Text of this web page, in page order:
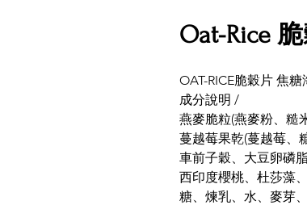
Oat-Rice
OAT-RICE脆穀片 焦糖
成分說明 /
燕麥脆粒(燕麥粉、糙
蔓越莓果乾(蔓越莓、
車前子穀、大豆卵磷
西印度櫻桃、杜莎藻
糖、煉乳、水、麥芽